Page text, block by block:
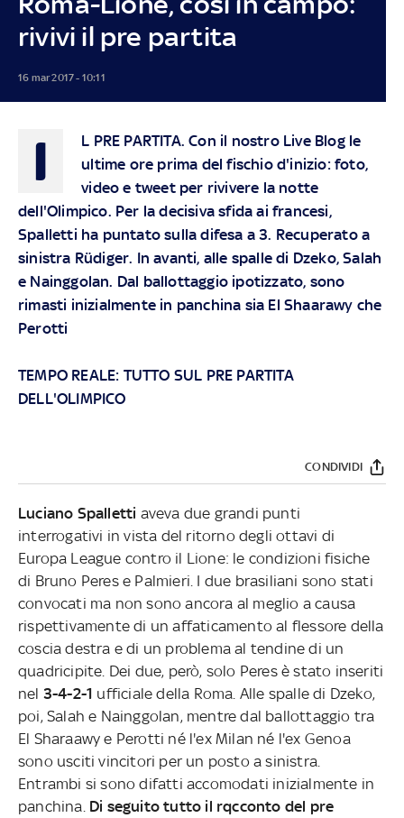
rivivi il pre partita
16 mar 2017 - 10:11
I L PRE PARTITA. Con il nostro Live Blog le
ultime ore prima del fischio d'inizio: foto,
video e tweet per rivivere la notte
dell'Olimpico. Per la decisiva sfida ai francesi,
Spalletti ha puntato sulla difesa a 3. Recuperato a
sinistra Rüdiger. In avanti, alle spalle di Dzeko, Salah
e Nainggolan. Dal ballottaggio ipotizzato, sono
rimasti inizialmente in panchina sia El Shaarawy che
Perotti
TEMPO REALE: TUTTO SUL PRE PARTITA
DELL'OLIMPICO
CONDIVIDI
Luciano Spalletti aveva due grandi punti
interrogativi in vista del ritorno degli ottavi di
Europa League contro il Lione: le condizioni fisiche
di Bruno Peres e Palmieri. I due brasiliani sono stati
convocati ma non sono ancora al meglio a causa
rispettivamente di un affaticamento al flessore della
coscia destra e di un problema al tendine di un
quadricipite. Dei due, però, solo Peres è stato inseriti
nel 3-4-2-1 ufficiale della Roma. Alle spalle di Dzeko,
poi, Salah e Nainggolan, mentre dal ballottaggio tra
El Sharaawy e Perotti né l'ex Milan né l'ex Genoa
sono usciti vincitori per un posto a sinistra.
Entrambi si sono difatti accomodati inizialmente in
panchina. Di seguito tutto il rqcconto del pre